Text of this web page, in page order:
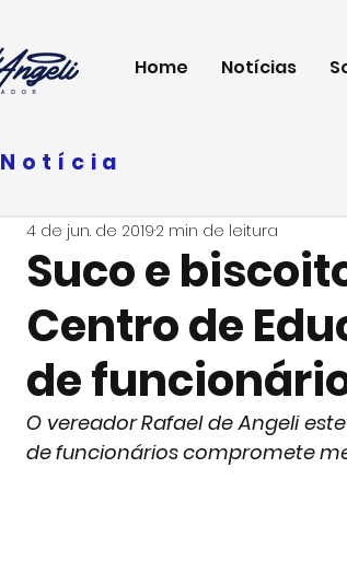
Home Notícias
Notícia
Suco e
Centro de
de
4 de jun. de 20192 min de leitura
O vereador Rafael de Angeli
de funcionários compromete